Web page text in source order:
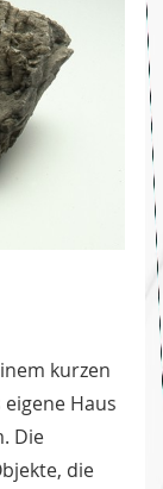
kurzen
Haus
Die
die